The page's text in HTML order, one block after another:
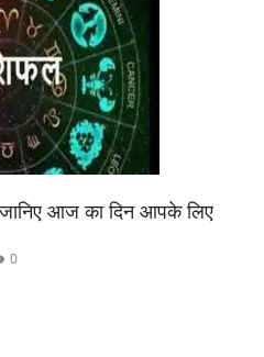
आज का दिन आपके लिए
0